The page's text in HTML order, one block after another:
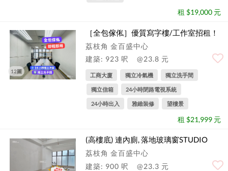
租 $19,000 元
12圖
［全包傢俬］優質寫字樓/工作室招租！
荔枝角 金百盛中心
建築: 923 呎
@23.8 元
工商大廈 獨立冷氣機 獨立洗手間
獨立信箱 24小時閉路電視系統
24小時出入 雅緻裝修 望樓景
租 $21,999 元
(高樓底) 連內廁, 落地玻璃窗STUDIO
荔枝角 金百盛中心
建築: 900 呎
@23.3 元